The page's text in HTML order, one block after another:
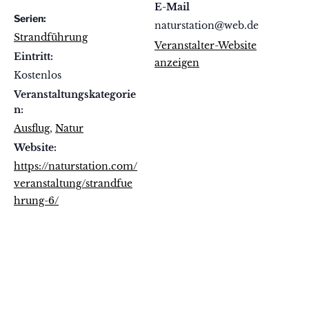
Serien:
Strandführung
Eintritt:
Kostenlos
Veranstaltungskategorie
n:
Ausflug, Natur
Website:
https://naturstation.com/
veranstaltung/strandfue
hrung-6/
E-Mail
naturstation@web.de
Veranstalter-Website
anzeigen